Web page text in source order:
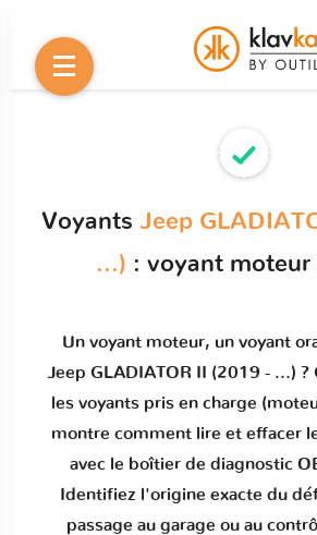
Voyants Jeep
...) : voyant moteur
Un voyant moteur, un voyant
Jeep GLADIATOR II (2019 - ...) ?
les voyants pris en charge
montre comment lire et effacer
avec le boîtier de diagnostic
Identifiez l'origine exacte du
passage au garage ou au